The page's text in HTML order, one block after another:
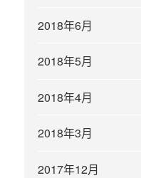
2018年6月
2018年5月
2018年4月
2018年3月
2017年12月